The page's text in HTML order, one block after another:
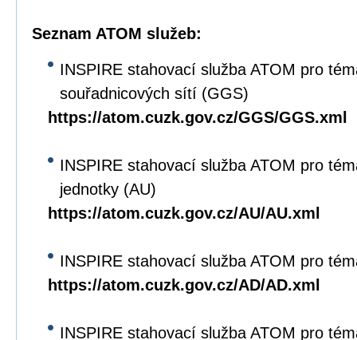
Seznam ATOM služeb:
INSPIRE stahovací služba ATOM pro
souřadnicových sítí (GGS)
https://atom.cuzk.gov.cz/GGS/GGS.xml
INSPIRE stahovací služba ATOM pro
jednotky (AU)
https://atom.cuzk.gov.cz/AU/AU.xml
INSPIRE stahovací služba ATOM pro
https://atom.cuzk.gov.cz/AD/AD.xml
INSPIRE stahovací služba ATOM pro